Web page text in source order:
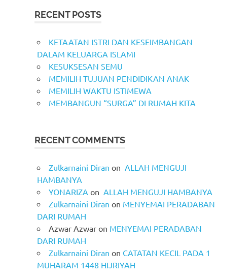
RECENT POSTS
KETAATAN ISTRI DAN KESEIMBANGAN
DALAM KELUARGA ISLAMI
KESUKSESAN SEMU
MEMILIH TUJUAN PENDIDIKAN ANAK
MEMILIH WAKTU ISTIMEWA
MEMBANGUN “SURGA” DI RUMAH KITA
RECENT COMMENTS
Zulkarnaini Diran on ALLAH MENGUJI
HAMBANYA
YONARIZA on ALLAH MENGUJI HAMBANYA
Zulkarnaini Diran on MENYEMAI PERADABAN
DARI RUMAH
Azwar Azwar on MENYEMAI PERADABAN
DARI RUMAH
Zulkarnaini Diran on CATATAN KECIL PADA 1
MUHARAM 1448 HIJRIYAH